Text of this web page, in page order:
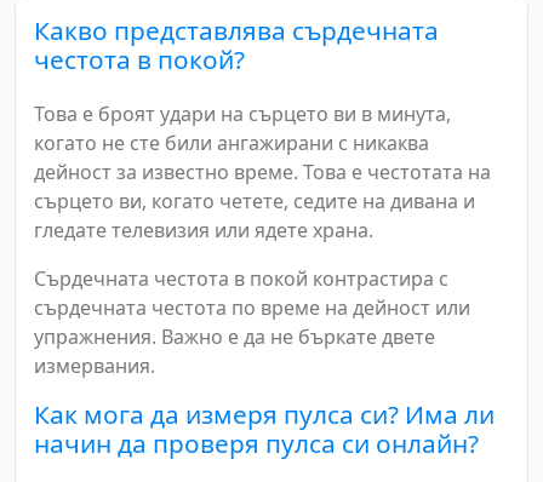
Какво представлява сърдечната
честота в покой?
Това е броят удари на сърцето ви в минута,
когато не сте били ангажирани с никаква
дейност за известно време. Това е честотата на
сърцето ви, когато четете, седите на дивана и
гледате телевизия или ядете храна.
Сърдечната честота в покой контрастира с
сърдечната честота по време на дейност или
упражнения. Важно е да не бъркате двете
измервания.
Как мога да измеря пулса си? Има ли
начин да проверя пулса си онлайн?